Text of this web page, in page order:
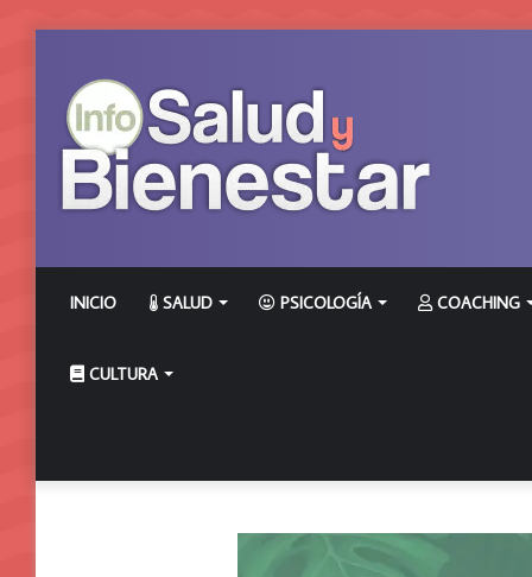
INICIO SALUD PSICOLOGÍA COACHING
CULTURA